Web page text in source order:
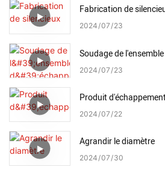
Fabrication de
2024 07 23
Soudage de
2024 07 23
Produit d'échappement
2024 07 22
Agrandir le diamètre
2024 07 30